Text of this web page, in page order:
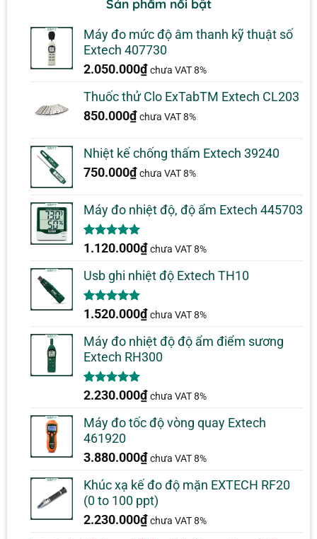
Sản phẩm nổi bật
Máy đo mức độ âm thanh kỹ thuật số
Extech 407730
2.050.000₫ chưa VAT 8%
Thuốc thử Clo ExTabTM Extech CL203
850.000₫ chưa VAT 8%
Nhiệt kế chống thấm Extech 39240
750.000₫ chưa VAT 8%
Máy đo nhiệt độ, độ ẩm Extech 445703
5.00trên 5
1
đánh giá
1.120.000₫ chưa VAT 8%
Usb ghi nhiệt độ Extech TH10
5.00trên 5
1
đánh giá
1.520.000₫ chưa VAT 8%
Máy đo nhiệt độ độ ẩm điểm sương
Extech RH300
5.00trên 5
1
đánh giá
2.230.000₫ chưa VAT 8%
Máy đo tốc độ vòng quay Extech
461920
3.880.000₫ chưa VAT 8%
Khúc xạ kế đo độ mặn EXTECH RF20
(0 to 100 ppt)
2.230.000₫ chưa VAT 8%